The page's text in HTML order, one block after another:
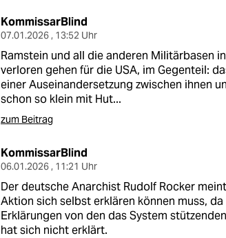
KommissarBlind
07.01.2026 , 13:52 Uhr
Ramstein und all die anderen Militärbasen
verloren gehen für die USA, im Gegenteil:
einer Auseinandersetzung zwischen ihnen
schon so klein mit Hut...
zum Beitrag
KommissarBlind
06.01.2026 , 11:21 Uhr
Der deutsche Anarchist Rudolf Rocker
Aktion sich selbst erklären können muss,
Erklärungen von den das System
hat sich nicht erklärt.